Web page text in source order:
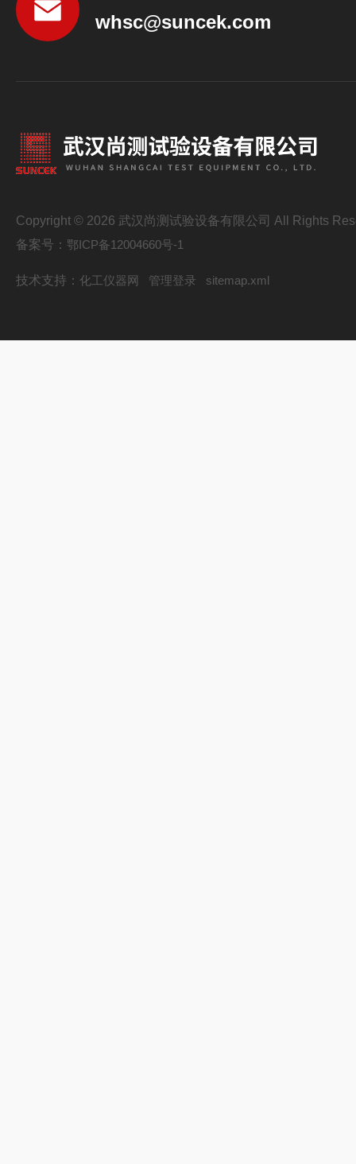
whsc@suncek.com
Copyright © 2026 武汉尚测试验设备有限公司 All Rights
备案号： 鄂ICP备12004660号-1
技术支持： 化工仪器网 管理登录 sitemap.xml